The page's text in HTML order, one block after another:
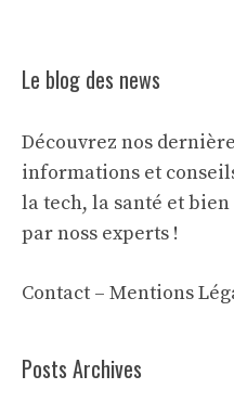
Le blog des news
Découvrez nos
informations et
la tech, la santé et bien
par noss experts !
Contact – Mentions
Posts Archives